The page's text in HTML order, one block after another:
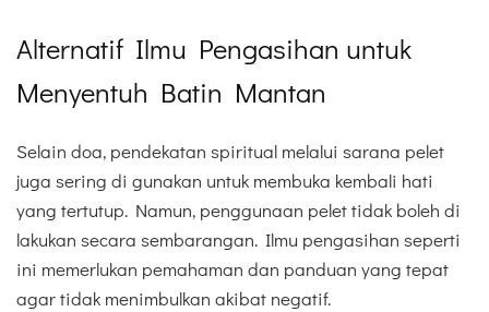
Alternatif Ilmu Pengasihan untuk
Menyentuh Batin Mantan
Selain doa, pendekatan spiritual melalui sarana pelet
juga sering di gunakan untuk membuka kembali hati
yang tertutup. Namun, penggunaan pelet tidak boleh di
lakukan secara sembarangan. Ilmu pengasihan seperti
ini memerlukan pemahaman dan panduan yang tepat
agar tidak menimbulkan akibat negatif.